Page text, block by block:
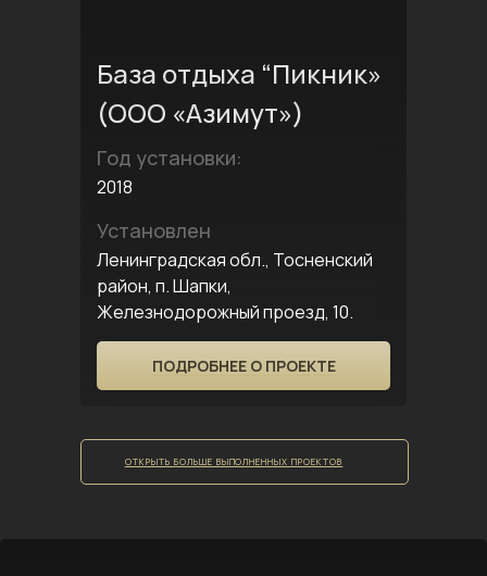
База отдыха “Пикник»
(ООО «Азимут»)
Год установки:
2018
Установлен
Ленинградская обл., Тосненский
район, п. Шапки,
Железнодорожный проезд, 10.
ПОДРОБНЕЕ О ПРОЕКТЕ
ОТКРЫТЬ БОЛЬШЕ ВЫПОЛНЕННЫХ ПРОЕКТОВ